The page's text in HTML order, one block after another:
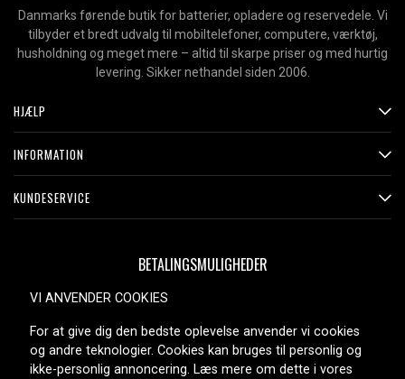
Danmarks førende butik for batterier, opladere og reservedele. Vi
tilbyder et bredt udvalg til mobiltelefoner, computere, værktøj,
husholdning og meget mere – altid til skarpe priser og med hurtig
levering. Sikker nethandel siden 2006.
HJÆLP
INFORMATION
KUNDESERVICE
BETALINGSMULIGHEDER
LEVERINGSMULIGHEDER
VI ANVENDER COOKIES
For at give dig den bedste oplevelse anvender vi cookies
og andre teknologier. Cookies kan bruges til personlig og
ikke-personlig annoncering. Læs mere om dette i vores